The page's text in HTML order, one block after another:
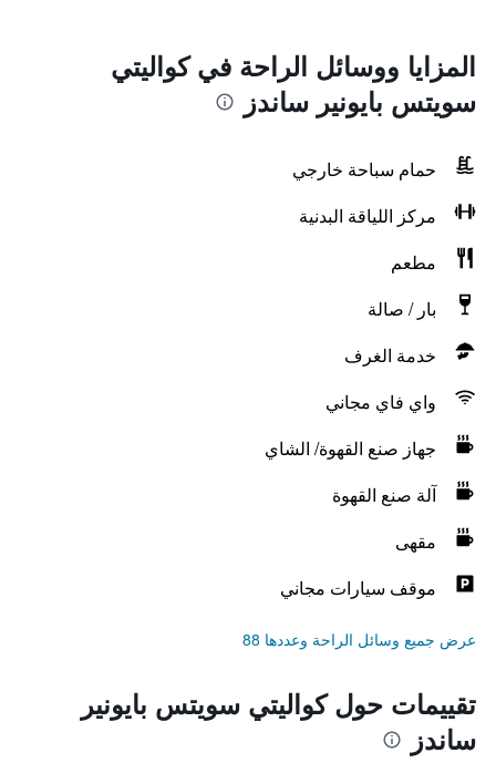
المزايا ووسائل الراحة في كواليتي
سويتس بايونير ساندز
حمام سباحة خارجي
مركز اللياقة البدنية
مطعم
بار / صالة
خدمة الغرف
واي فاي مجاني
جهاز صنع القهوة/ الشاي
آلة صنع القهوة
مقهى
موقف سيارات مجاني
عرض جميع وسائل الراحة وعددها 88
تقييمات حول كواليتي سويتس بايونير
ساندز